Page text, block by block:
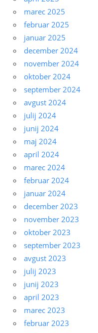
marec 2025
februar 2025
januar 2025
december 2024
november 2024
oktober 2024
september 2024
avgust 2024
julij 2024
junij 2024
maj 2024
april 2024
marec 2024
februar 2024
januar 2024
december 2023
november 2023
oktober 2023
september 2023
avgust 2023
julij 2023
junij 2023
april 2023
marec 2023
februar 2023